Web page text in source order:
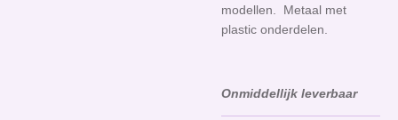
modellen. Metaal met
plastic onderdelen.
Onmiddellijk leverbaar